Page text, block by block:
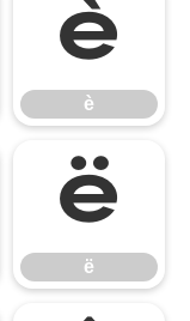
è
è
ë
ë